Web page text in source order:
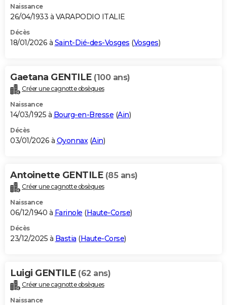
Naissance
26/04/1933 à VARAPODIO ITALIE
Décès
18/01/2026 à Saint-Dié-des-Vosges (Vosges)
Gaetana GENTILE (100 ans)
Créer une cagnotte obsèques
Naissance
14/03/1925 à Bourg-en-Bresse (Ain)
Décès
03/01/2026 à Oyonnax(Ain)
Antoinette GENTILE (85 ans)
Créer une cagnotte obsèques
Naissance
06/12/1940 à Farinole (Haute-Corse)
Décès
23/12/2025 à Bastia (Haute-Corse)
Luigi GENTILE (62 ans)
Créer une cagnotte obsèques
Naissance